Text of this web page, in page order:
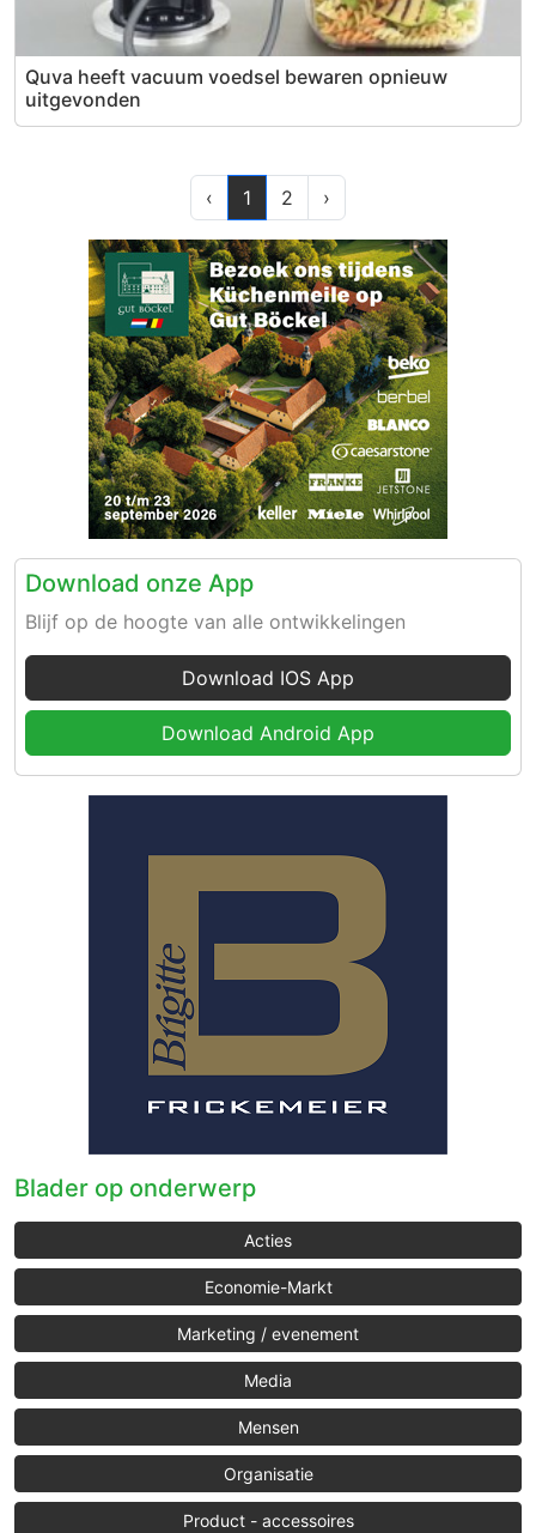
Quva heeft vacuum voedsel bewaren opnieuw
uitgevonden
‹ 1 2 ›
Download onze App
Blijf op de hoogte van alle ontwikkelingen
Download IOS App
Download Android App
Blader op onderwerp
Acties
Economie-Markt
Marketing / evenement
Media
Mensen
Organisatie
Product - accessoires